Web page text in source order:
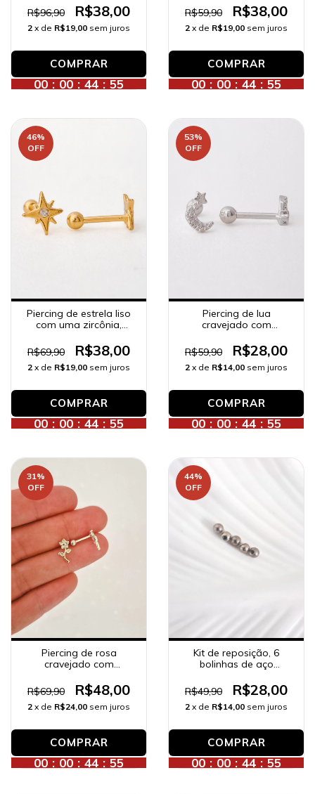
R$96,90 R$38,00
2 x de R$19,00 sem juros
00 : 00 : 44 : 53
R$59,90 R$38,00
2 x de R$19,00 sem juros
00 : 00 : 44 : 53
46%
OFF
Piercing de estrela liso
com uma zircônia,
R$69,90
R$38,00
2 x de R$19,00 sem juros
00 : 00 : 44 : 53
53%
OFF
Piercing de lua
cravejado com
prata.
R$59,90 R$28,00
2 x de R$14,00 sem juros
00 : 00 : 44 : 53
31%
OFF
Piercing de rosa
cravejado com
prata.
R$69,90 R$48,00
2 x de R$24,00 sem juros
00 : 00 : 44 : 53
44%
OFF
Kit de reposição, 6
bolinhas de aço
R$49,90
R$28,00
2 x de R$14,00 sem juros
00 : 00 : 44 : 53